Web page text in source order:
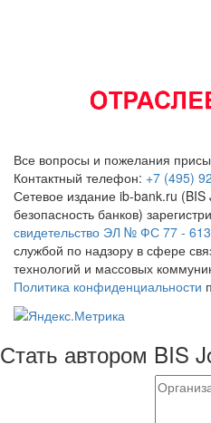
Все вопросы и пожелания
Контактный телефон: +7 (495)
Сетевое издание ib-bank.ru
безопасность банков)
свидетельство ЭЛ № ФС 77 -
службой по надзору в сфере
технологий и массовых
Политика конфиденциальности
Стать автором BIS